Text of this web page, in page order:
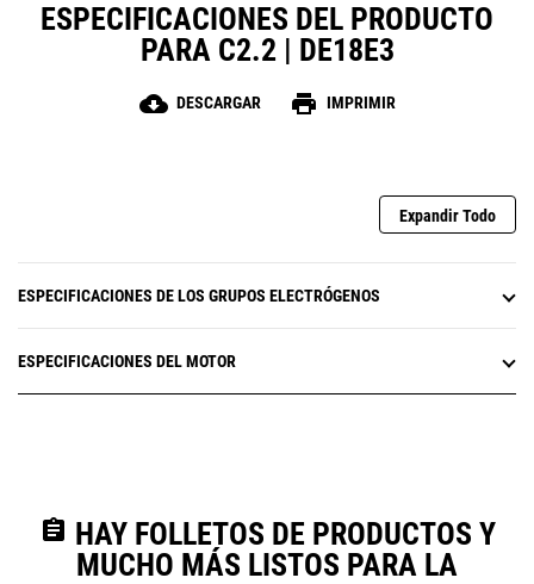
ESPECIFICACIONES DEL PRODUCTO
PARA C2.2 | DE18E3
cloud_download DESCARGAR print IMPRIMIR
Expandir Todo
ESPECIFICACIONES DE LOS GRUPOS ELECTRÓGENOS
ESPECIFICACIONES DEL MOTOR
assignment HAY FOLLETOS DE PRODUCTOS Y
MUCHO MÁS LISTOS PARA LA